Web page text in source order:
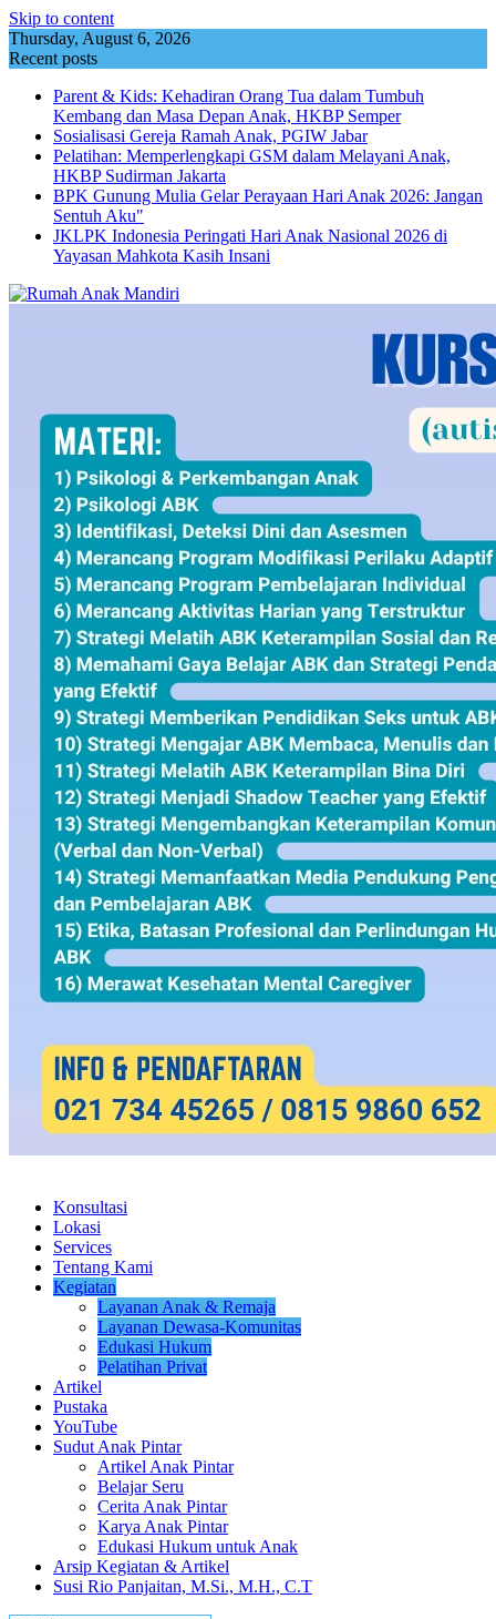
Skip to content
Thursday, August 6, 2026
Recent posts
Parent & Kids: Kehadiran Orang Tua dalam Tumbuh
Kembang dan Masa Depan Anak, HKBP Semper
Sosialisasi Gereja Ramah Anak, PGIW Jabar
Pelatihan: Memperlengkapi GSM dalam Melayani Anak,
HKBP Sudirman Jakarta
BPK Gunung Mulia Gelar Perayaan Hari Anak 2026: Jangan
Sentuh Aku"
JKLPK Indonesia Peringati Hari Anak Nasional 2026 di
Yayasan Mahkota Kasih Insani
Konsultasi
Lokasi
Services
Tentang Kami
Kegiatan
Layanan Anak & Remaja
Layanan Dewasa-Komunitas
Edukasi Hukum
Pelatihan Privat
Artikel
Pustaka
YouTube
Sudut Anak Pintar
Artikel Anak Pintar
Belajar Seru
Cerita Anak Pintar
Karya Anak Pintar
Edukasi Hukum untuk Anak
Arsip Kegiatan & Artikel
Susi Rio Panjaitan, M.Si., M.H., C.T